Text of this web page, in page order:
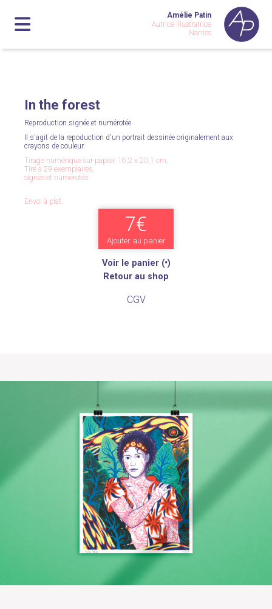
Amélie Patin
Autrice illustratrice
Nantes
In the forest
Reproduction signée et numérotée
Il s'agit de la repoduction d'un portrait dessinée originalement aux
crayons de couleur.
Tirage numérique sur papier, 16,2 x 20,1 cm,
Tiré à 29 exemplaires,
signés et numérotés.
Envoi à plat.
7€
Ajouter au panier
Voir le panier (•)
Retour au shop
CGV